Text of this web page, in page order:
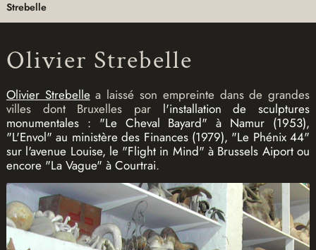
CONTACT
Strebelle
Olivier Strebelle
Olivier Strebelle a laissé son empreinte dans de grandes
villes dont Bruxelles par l'installation de sculptures
monumentales : "Le Cheval Bayard" à Namur (1953),
"L'Envol" au ministère des Finances (1979), "Le Phénix 44"
sur l'avenue Louise, le "Flight in Mind" à Brussels Aiport ou
encore "La Vague" à Courtrai.